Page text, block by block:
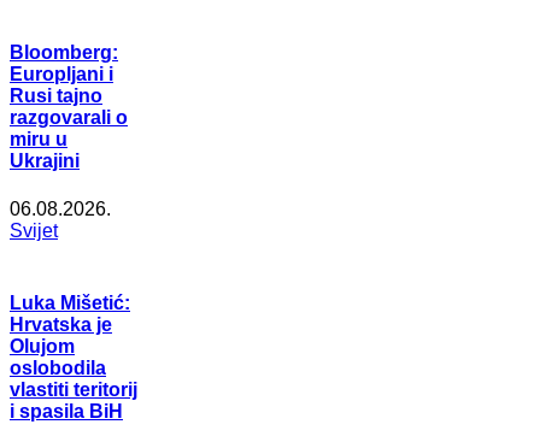
Bloomberg:
Europljani i
Rusi tajno
razgovarali o
miru u
Ukrajini
06.08.2026.
Svijet
Luka Mišetić:
Hrvatska je
Olujom
oslobodila
vlastiti teritorij
i spasila BiH